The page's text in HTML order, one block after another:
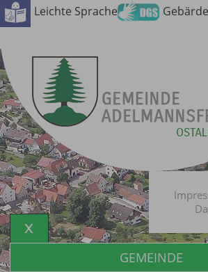
Leichte Sprache
GEMEINDE